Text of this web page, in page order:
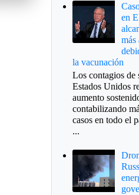
en
más
la vacunación
Los contagios de
Estados Unidos
aumento
contabilizando
casos en todo el
...